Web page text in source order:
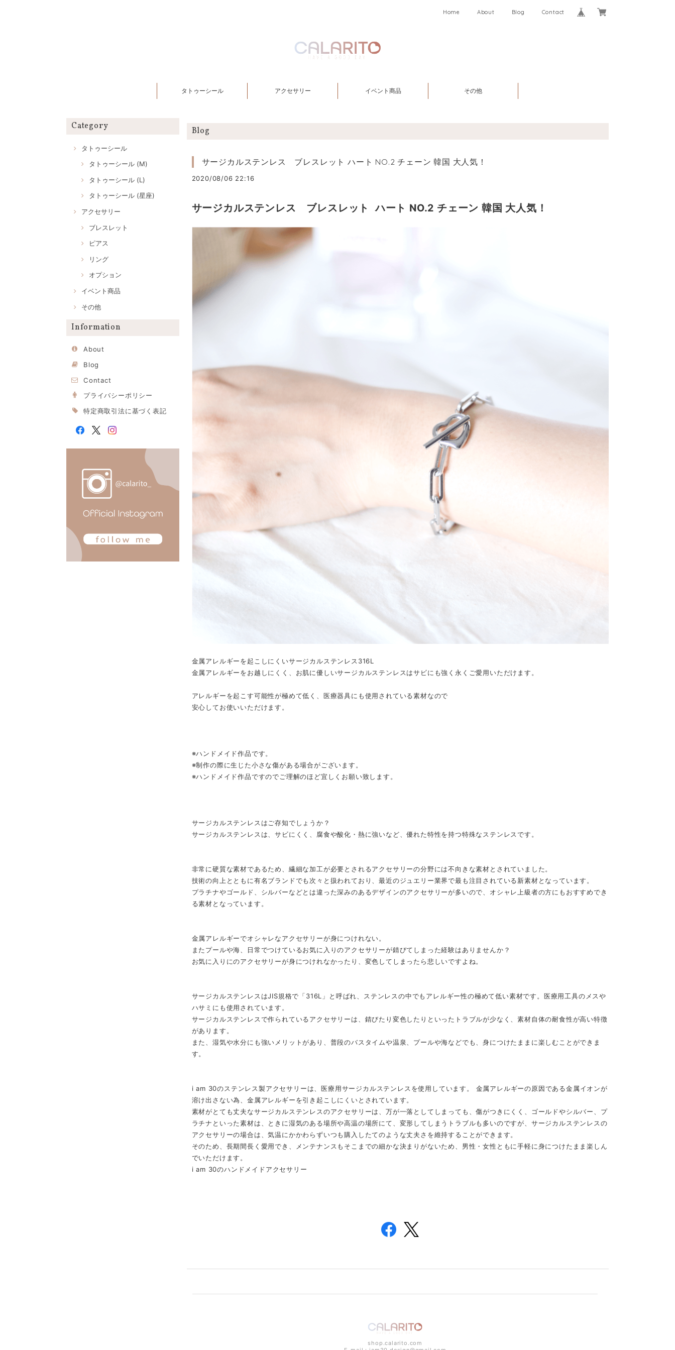
Home About Blog Contact
タトゥーシール アクセサリー イベント商品 その他
Category
タトゥーシール
タトゥーシール (M)
タトゥーシール (L)
タトゥーシール (星座)
アクセサリー
ブレスレット
ピアス
リング
オプション
イベント商品
その他
Information
About
Blog
Contact
プライバシーポリシー
特定商取引法に基づく表記
Blog
サージカルステンレス ブレスレット ハート NO.2 チェーン 韓国 大人気！
2020/08/06 22:16
サージカルステンレス ブレスレット ハート NO.2 チェーン 韓国 大人気！
金属アレルギーを起こしにくいサージカルステンレス316L
金属アレルギーをお越しにくく、お肌に優しいサージカルステンレスはサビにも強く永くご愛用いただけます。
アレルギーを起こす可能性が極めて低く、医療器具にも使用されている素材なので
安心してお使いいただけます。
※ハンドメイド作品です。
※制作の際に生じた小さな傷がある場合がございます。
※ハンドメイド作品ですのでご理解のほど宜しくお願い致します。
サージカルステンレスはご存知でしょうか？
サージカルステンレスは、サビにくく、腐食や酸化・熱に強いなど、優れた特性を持つ特殊なステンレスです。
非常に硬質な素材であるため、繊細な加工が必要とされるアクセサリーの分野には不向きな素材とされていました。
技術の向上とともに有名ブランドでも次々と扱われており、最近のジュエリー業界で最も注目されている新素材となっています。
プラチナやゴールド、シルバーなどとは違った深みのあるデザインのアクセサリーが多いので、オシャレ上級者の方にもおすすめでき
る素材となっています。
金属アレルギーでオシャレなアクセサリーが身につけれない。
またプールや海、日常でつけているお気に入りのアクセサリーが錆びてしまった経験はありませんか？
お気に入りにのアクセサリーが身につけれなかったり、変色してしまったら悲しいですよね。
サージカルステンレスはJIS規格で「316L」と呼ばれ、ステンレスの中でもアレルギー性の極めて低い素材です。医療用工具のメスや
ハサミにも使用されています。
サージカルステンレスで作られているアクセサリーは、錆びたり変色したりといったトラブルが少なく、素材自体の耐食性が高い特徴
があります。
また、湿気や水分にも強いメリットがあり、普段のバスタイムや温泉、プールや海などでも、身につけたままに楽しむことができま
す。
i am 30のステンレス製アクセサリーは、医療用サージカルステンレスを使用しています。 金属アレルギーの原因である金属イオンが
溶け出さない為、金属アレルギーを引き起こしにくいとされています。
素材がとても丈夫なサージカルステンレスのアクセサリーは、万が一落としてしまっても、傷がつきにくく、ゴールドやシルバー、プ
ラチナといった素材は、ときに湿気のある場所や高温の場所にて、変形してしまうトラブルも多いのですが、サージカルステンレスの
アクセサリーの場合は、気温にかかわらずいつも購入したてのような丈夫さを維持することができます。
そのため、長期間長く愛用でき、メンテナンスもそこまでの細かな決まりがないため、男性・女性ともに手軽に身につけたまま楽しん
でいただけます。
i am 30のハンドメイドアクセサリー
shop.calarito.com